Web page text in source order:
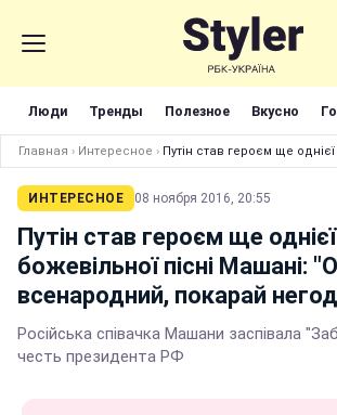
Люди Тренды Полезное Вкусно
Главная › Интересное › Путін став героєм ще
ИНТЕРЕСНОЕ 08 ноября 2016, 20:55
Путін став героєм ще однієї
божевільної пісні Машані:
всенародний, покарай
Російська співачка Машани заспівала
честь президента РФ